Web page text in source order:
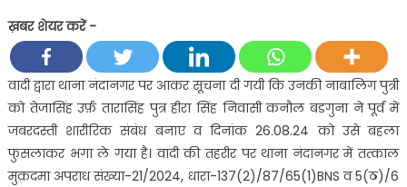
को
बहला-
फुसलाकर
भगा
ले
जाने
और
ख़बर शेयर करें -
वादी द्वारा थाना नंदानगर पर आकर सूचना दी गयी कि उनकी नाबालिग पुत्री
को तेजासिंह उर्फ़ तारासिंह पुत्र हीरा सिंह निवासी कनौल बडगुना ने पूर्व में
जबरदस्ती शारीरिक संबंध बनाए व दिनांक 26.08.24 को उसे बहला
फुसलाकर भगा ले गया है। वादी की तहरीर पर थाना नंदानगर में तत्काल
मुक़दमा अपराध संख्या-21/2024, धारा-137(2)/87/65(1)BNS व 5(ठ)/6